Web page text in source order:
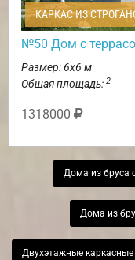
КАРКАС ИЗ
№50 Дом с
Размер: 6х6 м
Общая площадь: 2
1318000
Дома из бруса
Дома из
Двухэтажные